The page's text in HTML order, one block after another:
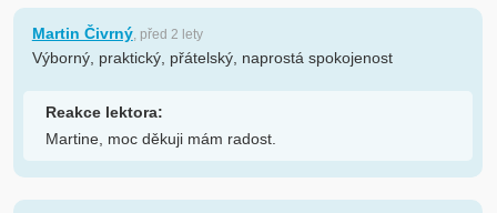
Martin Čivrný, před 2 lety
Výborný, praktický, přátelský, naprostá spokojenost
Reakce lektora:
Martine, moc děkuji mám radost.